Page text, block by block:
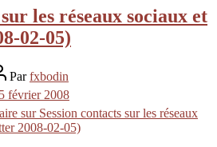
les réseaux sociaux et
02-05)
Parfxbodin
5 février 2008
sur Session contacts sur les réseaux
2008-02-05)